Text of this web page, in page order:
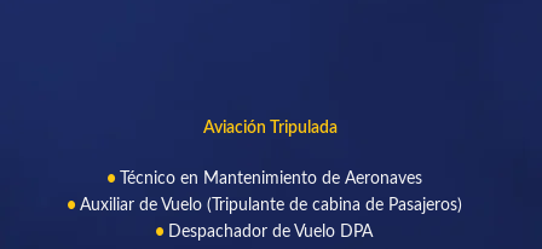
Aviación Tripulada
Técnico en Mantenimiento de Aeronaves
Auxiliar de Vuelo (Tripulante de cabina de Pasajeros)
Despachador de Vuelo DPA